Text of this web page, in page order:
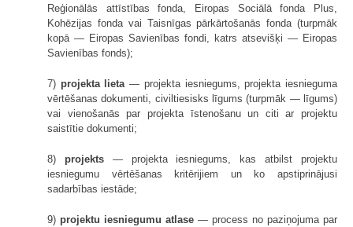
Reģionālās attīstības fonda, Eiropas Sociālā fonda Plus,
Kohēzijas fonda vai Taisnīgas pārkārtošanās fonda (turpmāk
kopā — Eiropas Savienības fondi, katrs atsevišķi — Eiropas
Savienības fonds);
7) projekta lieta — projekta iesniegums, projekta iesnieguma
vērtēšanas dokumenti, civiltiesisks līgums (turpmāk — līgums)
vai vienošanās par projekta īstenošanu un citi ar projektu
saistītie dokumenti;
8) projekts— projekta iesniegums, kas atbilst projektu
iesniegumu vērtēšanas kritērijiem un ko apstiprinājusi
sadarbības iestāde;
9) projektu iesniegumu atlase — process no paziņojuma par